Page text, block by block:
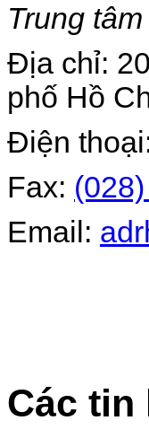
Trung
Địa chỉ:
phố Hồ
Điện
Fax:
Email:
Các tin